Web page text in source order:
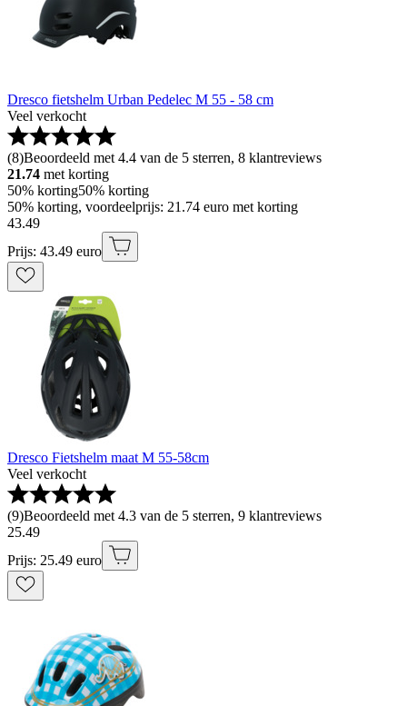
Dresco fietshelm Urban Pedelec M 55 - 58 cm
Veel verkocht
(8)Beoordeeld met 4.4 van de 5 sterren, 8 klantreviews
21.74 met korting
50% korting50% korting
50% korting, voordeelprijs: 21.74 euro met korting
43.49
Prijs: 43.49 euro
Dresco Fietshelm maat M 55-58cm
Veel verkocht
(9)Beoordeeld met 4.3 van de 5 sterren, 9 klantreviews
25.49
Prijs: 25.49 euro